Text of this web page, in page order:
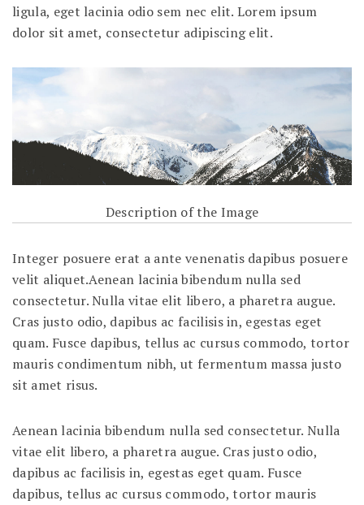
ligula, eget lacinia odio sem nec elit. Lorem ipsum
dolor sit amet, consectetur adipiscing elit.
Description of the Image
Integer posuere erat a ante venenatis dapibus posuere
velit aliquet.Aenean lacinia bibendum nulla sed
consectetur. Nulla vitae elit libero, a pharetra augue.
Cras justo odio, dapibus ac facilisis in, egestas eget
quam. Fusce dapibus, tellus ac cursus commodo, tortor
mauris condimentum nibh, ut fermentum massa justo
sit amet risus.
Aenean lacinia bibendum nulla sed consectetur. Nulla
vitae elit libero, a pharetra augue. Cras justo odio,
dapibus ac facilisis in, egestas eget quam. Fusce
dapibus, tellus ac cursus commodo, tortor mauris